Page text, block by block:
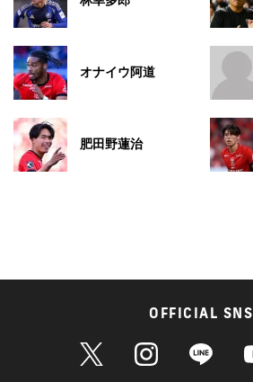
オナイウ阿道
肥田野蓮治
OFFICIAL SNS